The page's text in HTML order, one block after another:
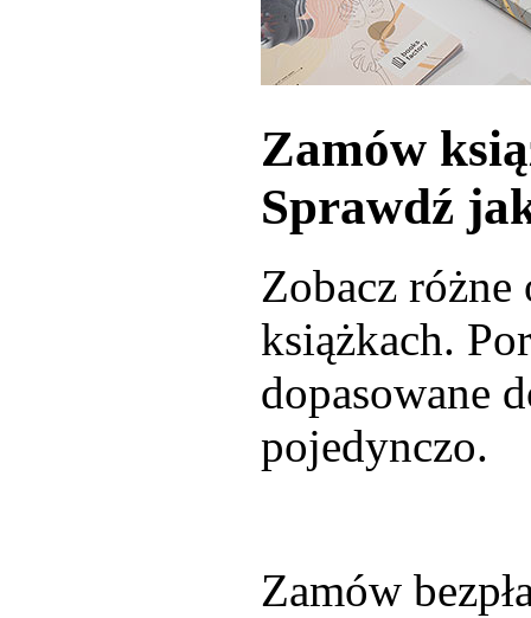
Zamów
Sprawdź
Zobacz
książkach.
dopasowane
pojedynczo.
Zamów